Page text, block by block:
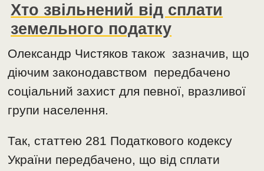
Хто звільнений від сплати
земельного податку
Олександр Чистяков також зазначив, що
діючим законодавством передбачено
соціальний захист для певної, вразливої
групи населення.
Так, статтею 281 Податкового кодексу
України передбачено, що від сплати